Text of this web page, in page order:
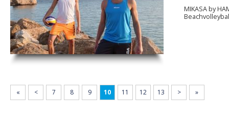
MIKASA by
« < 7 8 9 10 11 12 13 > »